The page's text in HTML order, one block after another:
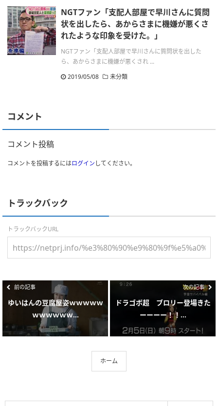
NGTファン「支配人部屋で早川さんに質問
状を出したら、あからさまに機嫌が悪くさ
れたような印象を受けた。」
NGTファン「支配人部屋で早川さんに質問状を出した
ら、あからさまに機嫌が悪くされ ...
2019/05/08
未分類
コメント
コメント投稿
コメントを投稿するにはログインしてください。
トラックバック
トラックバックURL
前の記事
ゆいはんの豆腐屋姿ｗｗｗｗｗ
ｗｗｗｗｗｗ...
次の記事
ドラゴボ超 ブロリー登場きた
ーーーー！！...
ホーム